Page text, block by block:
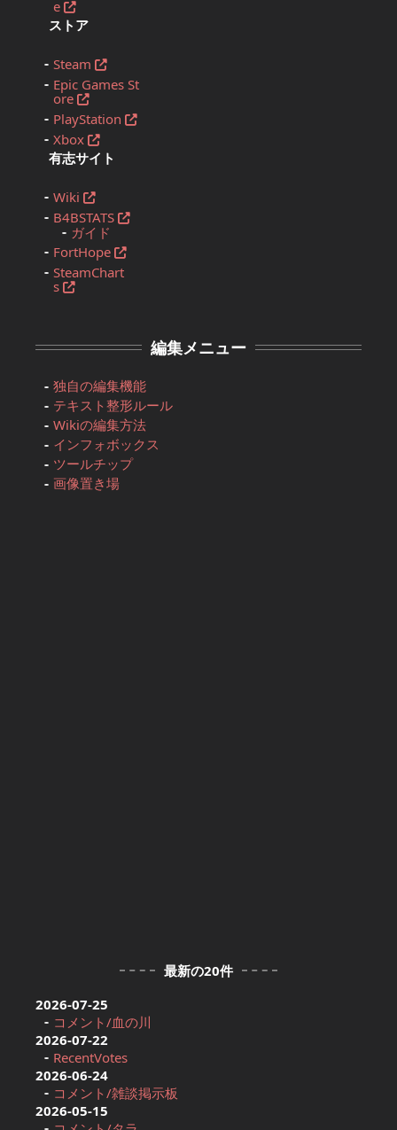
e
ストア
Steam
Epic Games St
ore
PlayStation
Xbox
有志サイト
Wiki
B4BSTATS
ガイド
FortHope
SteamChart
s
編集メニュー
独自の編集機能
テキスト整形ルール
Wikiの編集方法
インフォボックス
ツールチップ
画像置き場
最新の20件
2026-07-25
コメント/血の川
2026-07-22
RecentVotes
2026-06-24
コメント/雑談掲示板
2026-05-15